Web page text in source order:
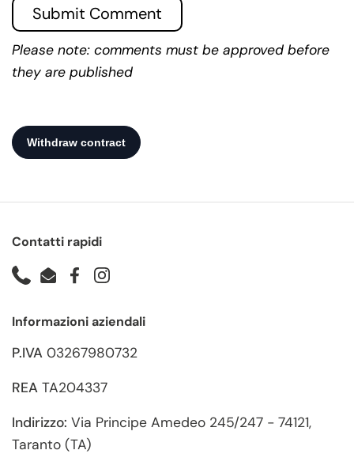
Submit Comment
Please note: comments must be approved before
they are published
Contatti rapidi
PhoneEmailFacebookInstagram
Informazioni aziendali
P.IVA 03267980732
REA TA204337
Indirizzo: Via Principe Amedeo 245/247 - 74121,
Taranto (TA)